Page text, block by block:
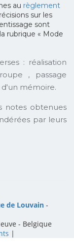
au règlement
sur les
sont
rubrique « Mode
: réalisation
, passage
d'un mémoire.
notes obtenues
par leurs
de Louvain -
- Belgique
|